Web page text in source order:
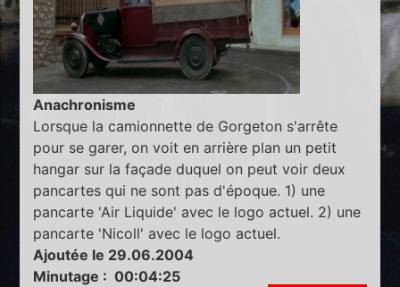
Anachronisme
Lorsque la camionnette de Gorgeton s'arrête
pour se garer, on voit en arrière plan un petit
hangar sur la façade duquel on peut voir deux
pancartes qui ne sont pas d'époque. 1) une
pancarte 'Air Liquide' avec le logo actuel. 2) une
pancarte 'Nicoll' avec le logo actuel.
Ajoutée le 29.06.2004
Minutage : 00:04:25